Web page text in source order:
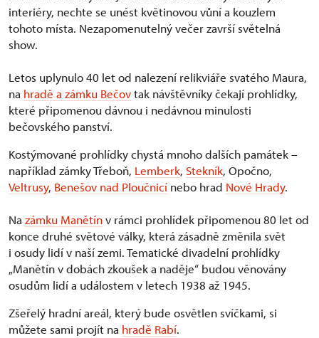
interiéry, nechte se unést květinovou vůní a kouzlem
tohoto místa. Nezapomenutelný večer završí světelná
show.
Letos uplynulo 40 let od nalezení relikviáře svatého Maura,
na hradě a zámku Bečovtak návštěvníky čekají prohlídky,
které připomenou dávnou i nedávnou minulosti
bečovského panství.
Kostýmované prohlídky chystá mnoho dalších památek –
například zámky Třeboň, Lemberk, Stekník, Opočno,
Veltrusy, Benešov nad Ploučnicí nebo hrad Nové Hrady.
Na zámku Manětínv rámci prohlídek připomenou 80 let od
konce druhé světové války, která zásadně změnila svět
i osudy lidí v naší zemi. Tematické divadelní prohlídky
„Manětín v dobách zkoušek a naděje“ budou věnovány
osudům lidí a událostem v letech 1938 až 1945.
Zšeřelý hradní areál, který bude osvětlen svíčkami, si
můžete sami projít na hradě Rabí.